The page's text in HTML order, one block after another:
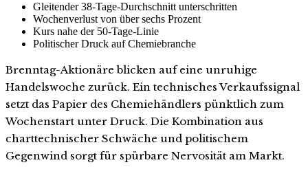
Gleitender 38-Tage-Durchschnitt unterschritten
Wochenverlust von über sechs Prozent
Kurs nahe der 50-Tage-Linie
Politischer Druck auf Chemiebranche
Brenntag-Aktionäre blicken auf eine unruhige
Handelswoche zurück. Ein technisches Verkaufssignal
setzt das Papier des Chemiehändlers pünktlich zum
Wochenstart unter Druck. Die Kombination aus
charttechnischer Schwäche und politischem
Gegenwind sorgt für spürbare Nervosität am Markt.